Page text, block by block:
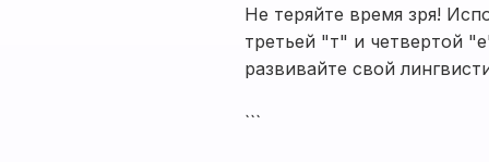
Не теряйте время зря!
третьей "т" и четвертой
развивайте свой
```